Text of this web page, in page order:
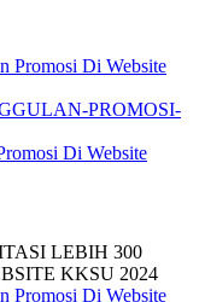
PROMOSI-
Di Website
LEBIH 300
KKSU 2024